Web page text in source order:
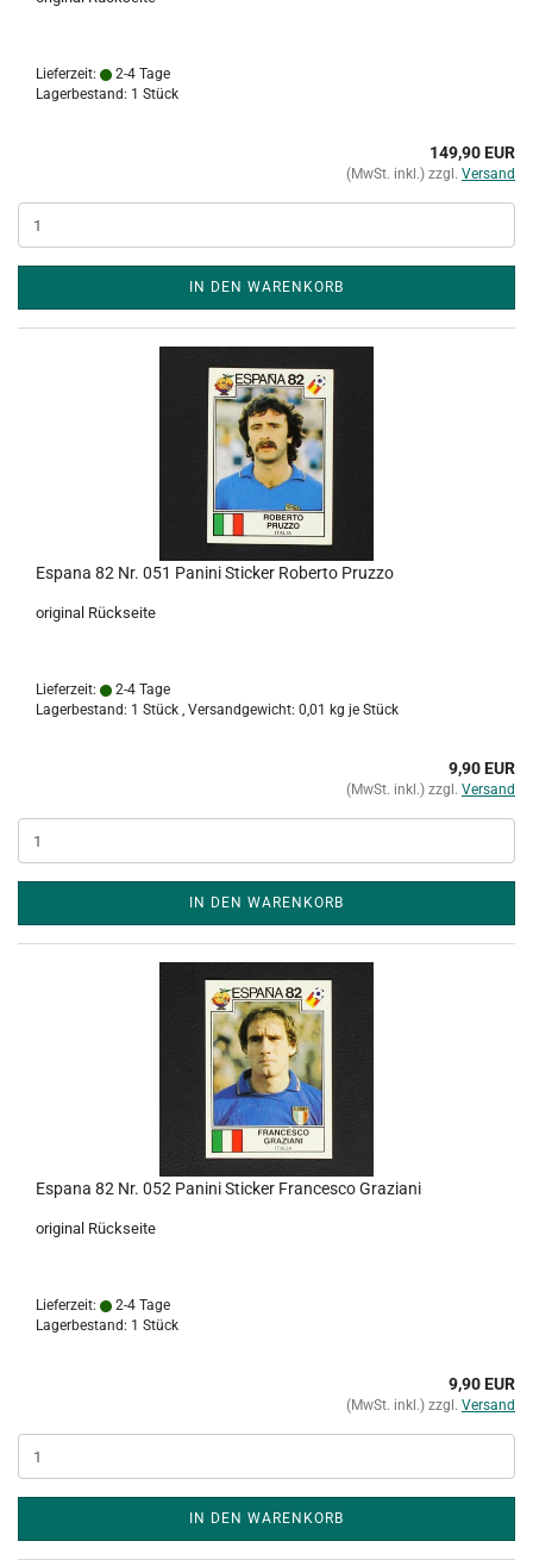
Lieferzeit:
2-4 Tage
Lagerbestand: 1 Stück
149,90 EUR
(MwSt. inkl.) zzgl. Versand
IN DEN WARENKORB
Espana 82 Nr. 051 Panini Sticker Roberto Pruzzo
original Rückseite
Lieferzeit:
2-4 Tage
Lagerbestand: 1 Stück , Versandgewicht: 0,01 kg je Stück
9,90 EUR
(MwSt. inkl.) zzgl. Versand
IN DEN WARENKORB
Espana 82 Nr. 052 Panini Sticker Francesco Graziani
original Rückseite
Lieferzeit:
2-4 Tage
Lagerbestand: 1 Stück
9,90 EUR
(MwSt. inkl.) zzgl. Versand
IN DEN WARENKORB